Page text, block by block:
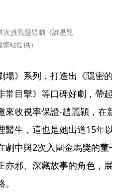
次挑戰懸疑劇《誰是兇
站提供）
場》系列，打造出《隱密的
常目擊》等口碑好劇，帶起
收視率保證-趙麗穎，在新
醫生，這也是她出道15年以
劇中與2次入圍金馬獎的董
亦邪、深藏故事的角色，展